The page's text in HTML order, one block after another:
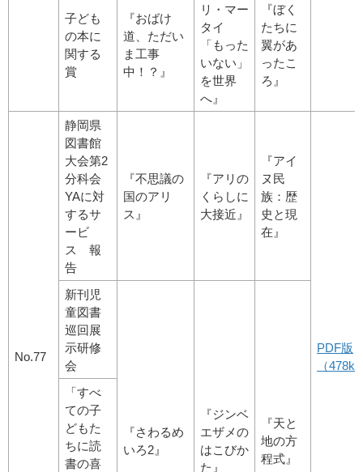
子ども
の本に
関する
賞
『おばけ
道、ただい
ま工事
中！？』
リ・マー
タイ
「もった
いない」
を世界
へ』
『ぼく
たちに
翼があ
ったこ
ろ』
No.77
静岡県
図書館
大会第2
分科会
YAに対
するサ
ービ
ス 報
告
『不思議の
国のアリ
ス』
『アリの
くらしに
大接近』
『アイ
ヌ民
族：歴
史と現
在』
PDF版
（
新刊児
童図書
巡回展
示研修
会
『さわるめ
いろ2』
『ジンベ
エザメの
はこびか
た』
『天と
地の方
程式』
「すべ
ての子
どもた
ちに読
書の喜